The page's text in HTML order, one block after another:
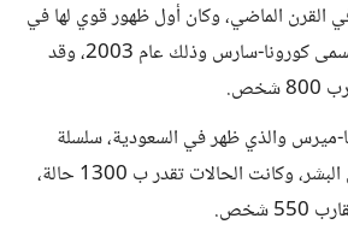
القرن الماضي، وكان أول ظهور قوي لها في
الصين وذلك بما يسمى كورونا-سارس وذلك عام 2003، وقد
ميرس والذي ظهر في السعودية، سلسلة
صعبة الانتقال بين البشر، وكانت الحالات تقدر ب 1300 حالة،
شخص.